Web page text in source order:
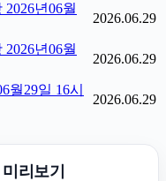
년06월
2026.06.29
년06월
2026.06.29
월29일 16시
2026.06.29
리보기